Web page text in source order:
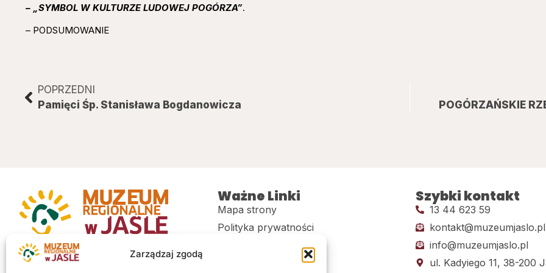
Zarządzaj zgodą
– „SYMBOL W KULTURZE LUDOWEJ POGÓRZA”.
– PODSUMOWANIE
POPRZEDNI
Pamięci Śp. Stanisława Bogdanowicza
POGÓRZAŃSKIE
Muzeum regionalne w Jaśle im. dr.
Stanisława Kadyiego
Ważne Linki
Mapa strony
Polityka prywatności
Deklaracja dostępności
Szybki kontakt
13 44 623 59
kontakt@muzeumjaslo.pl
info@muzeumjaslo.pl
ul. Kadyiego 11, 38-200